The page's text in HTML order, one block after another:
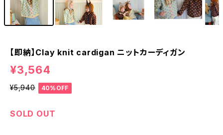
【即納】Clay knit cardigan ニットカーディガン
¥3,564
¥5,940 40%OFF
SOLD OUT